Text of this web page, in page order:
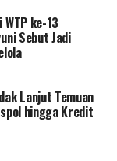
ke-13
Sebut Jadi
Lanjut Temuan
hingga Kredit